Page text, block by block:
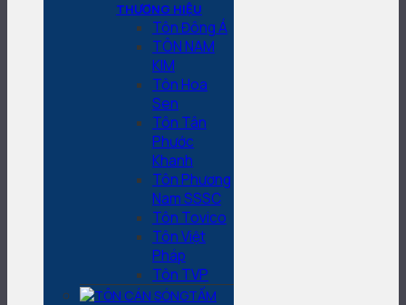
THƯƠNG HIỆU
Tôn Đông Á
TÔN NAM
KIM
Tôn Hoa
Sen
Tôn Tân
Phước
Khanh
Tôn Phương
Nam SSSC
Tôn Tovico
Tôn Việt
Pháp
Tôn TVP
TẤM